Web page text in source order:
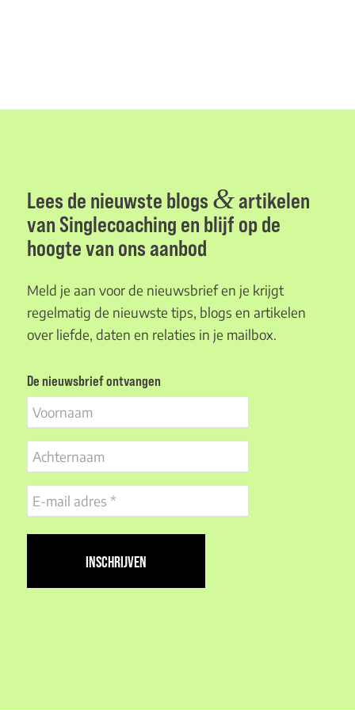
Lees de nieuwste blogs &artikelen
van Singlecoaching en blijf op de
hoogte van ons aanbod
Meld je aan voor de nieuwsbrief en je krijgt
regelmatig de nieuwste tips, blogs en artikelen
over liefde, daten en relaties in je mailbox.
De nieuwsbrief ontvangen
Voornaam
Achternaam
E-
mail
adres